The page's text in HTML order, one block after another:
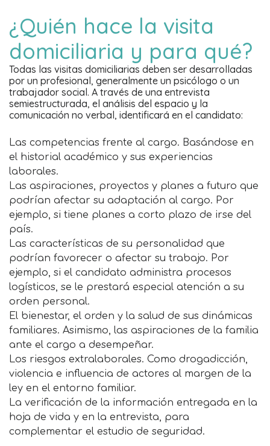
¿Quién hace la visita
domiciliaria y para qué?
Todas las visitas domiciliarias deben ser desarrolladas
por un profesional, generalmente un psicólogo o un
trabajador social. A través de una entrevista
semiestructurada, el análisis del espacio y la
comunicación no verbal, identificará en el candidato:
Las competencias frente al cargo. Basándose en
el historial académico y sus experiencias
laborales.
Las aspiraciones, proyectos y planes a futuro que
podrían afectar su adaptación al cargo. Por
ejemplo, si tiene planes a corto plazo de irse del
país.
Las características de su personalidad que
podrían favorecer o afectar su trabajo. Por
ejemplo, si el candidato administra procesos
logísticos, se le prestará especial atención a su
orden personal.
El bienestar, el orden y la salud de sus dinámicas
familiares. Asimismo, las aspiraciones de la familia
ante el cargo a desempeñar.
Los riesgos extralaborales. Como drogadicción,
violencia e influencia de actores al margen de la
ley en el entorno familiar.
La verificación de la información entregada en la
hoja de vida y en la entrevista, para
complementar el estudio de seguridad.